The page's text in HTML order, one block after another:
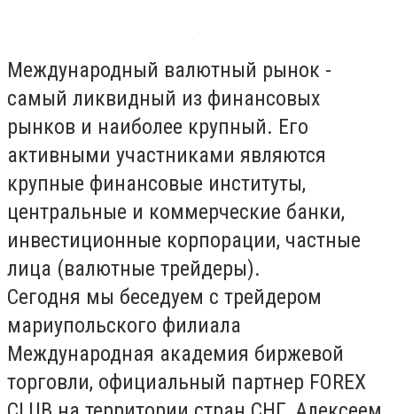
Международный валютный рынок -
самый ликвидный из финансовых
рынков и наиболее крупный. Его
активными участниками являются
крупные финансовые институты,
центральные и коммерческие банки,
инвестиционные корпорации, частные
лица (валютные трейдеры).
Сегодня мы беседуем с трейдером
мариупольского филиала
Международная академия биржевой
торговли, официальный партнер FOREX